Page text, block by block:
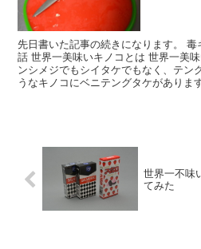
先日書いた記事の続きになります。
話 世界一美味いキノコとは 世界一美
ンシメジでもシイタケでもなく、テン
うなキノコにベニテングタケがありま
世界一不味
てみた